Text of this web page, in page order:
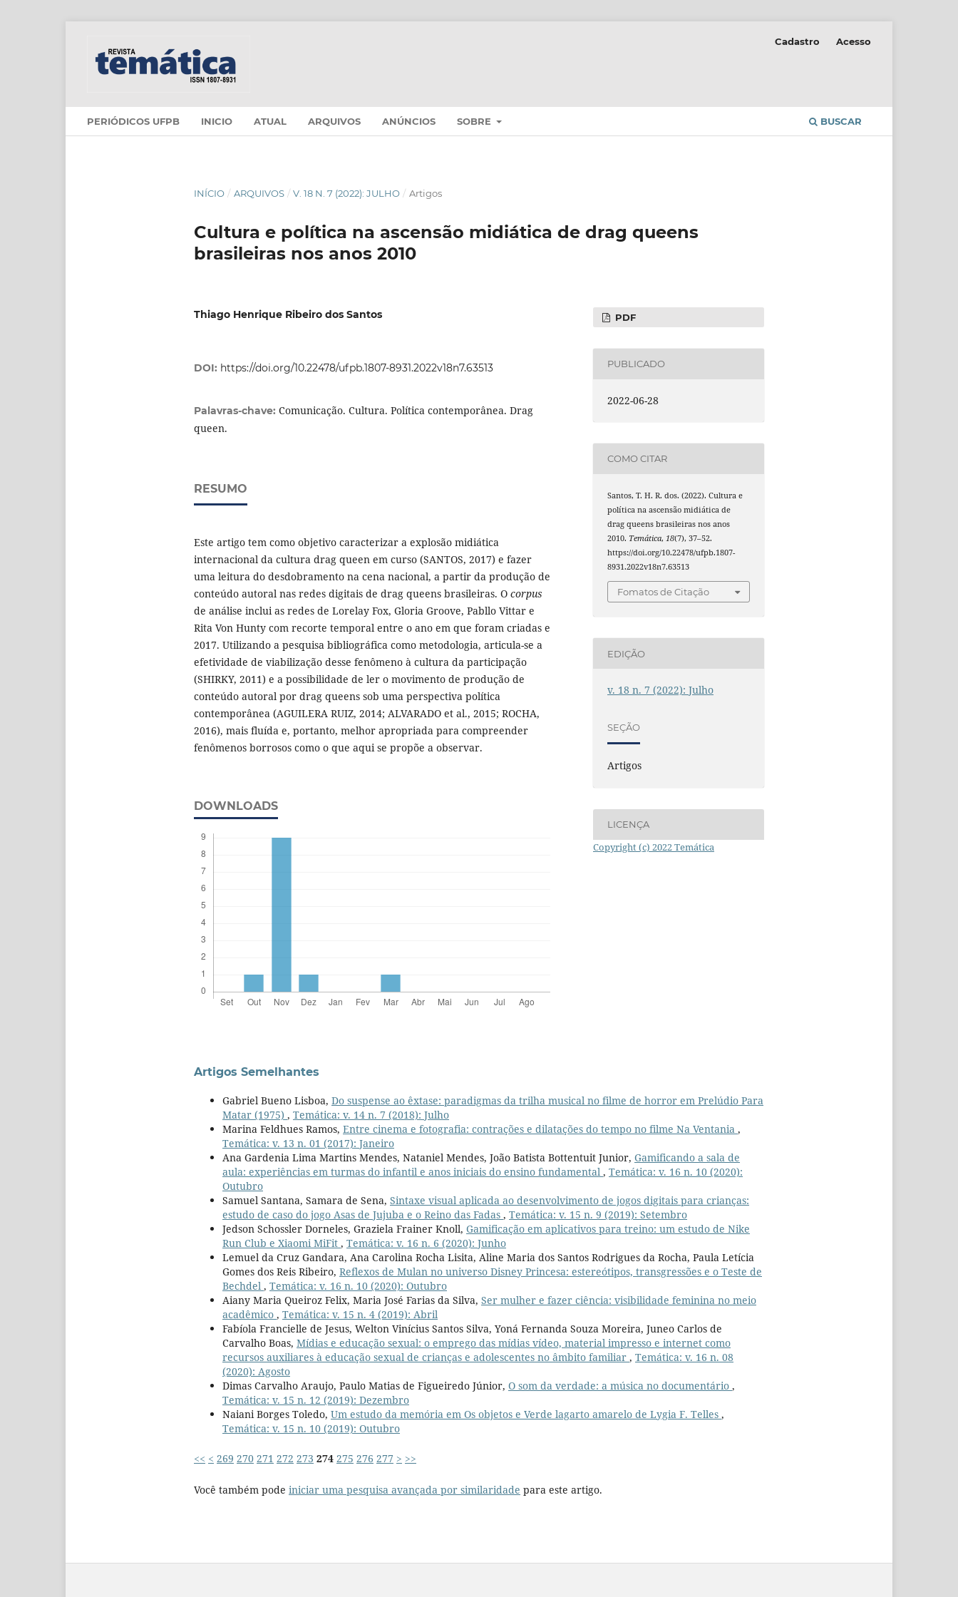
PERIÓDICOS UFPB INICIO ATUAL ARQUIVOS ANÚNCIOS SOBRE BUSCAR
Cadastro Acesso
INÍCIO / ARQUIVOS / V. 18 N. 7 (2022): JULHO / Artigos
Cultura e política na ascensão midiática de drag queens
brasileiras nos anos 2010
Thiago Henrique Ribeiro dos Santos
DOI: https://doi.org/10.22478/ufpb.1807-8931.2022v18n7.63513
Palavras-chave: Comunicação. Cultura. Política contemporânea. Drag
queen.
RESUMO
Este artigo tem como objetivo caracterizar a explosão midiática
internacional da cultura drag queen em curso (SANTOS, 2017) e fazer
uma leitura do desdobramento na cena nacional, a partir da produção de
conteúdo autoral nas redes digitais de drag queens brasileiras. O corpus
de análise inclui as redes de Lorelay Fox, Gloria Groove, Pabllo Vittar e
Rita Von Hunty com recorte temporal entre o ano em que foram criadas e
2017. Utilizando a pesquisa bibliográfica como metodologia, articula-se a
efetividade de viabilização desse fenômeno à cultura da participação
(SHIRKY, 2011) e a possibilidade de ler o movimento de produção de
conteúdo autoral por drag queens sob uma perspectiva política
contemporânea (AGUILERA RUIZ, 2014; ALVARADO et al., 2015; ROCHA,
2016), mais fluída e, portanto, melhor apropriada para compreender
fenômenos borrosos como o que aqui se propõe a observar.
DOWNLOADS
PDF
PUBLICADO
2022-06-28
COMO CITAR
Santos, T. H. R. dos. (2022). Cultura e
política na ascensão midiática de
drag queens brasileiras nos anos
2010. Temática,18(7), 37–52.
https://doi.org/10.22478/ufpb.1807-
8931.2022v18n7.63513
Fomatos de Citação
EDIÇÃO
v. 18 n. 7 (2022): Julho
SEÇÃO
Artigos
LICENÇA
Copyright (c) 2022 Temática
Artigos Semelhantes
Gabriel Bueno Lisboa, Do suspense ao êxtase: paradigmas da trilha musical no filme de horror em Prelúdio Para
Matar (1975) , Temática: v. 14 n. 7 (2018): Julho
Marina Feldhues Ramos, Entre cinema e fotografia: contrações e dilatações do tempo no filme Na Ventania ,
Temática: v. 13 n. 01 (2017): Janeiro
Ana Gardenia Lima Martins Mendes, Nataniel Mendes, João Batista Bottentuit Junior, Gamificando a sala de
aula: experiências em turmas do infantil e anos iniciais do ensino fundamental , Temática: v. 16 n. 10 (2020):
Outubro
Samuel Santana, Samara de Sena, Sintaxe visual aplicada ao desenvolvimento de jogos digitais para crianças:
estudo de caso do jogo Asas de Jujuba e o Reino das Fadas , Temática: v. 15 n. 9 (2019): Setembro
Jedson Schossler Dorneles, Graziela Frainer Knoll, Gamificação em aplicativos para treino: um estudo de Nike
Run Club e Xiaomi MiFit , Temática: v. 16 n. 6 (2020): Junho
Lemuel da Cruz Gandara, Ana Carolina Rocha Lisita, Aline Maria dos Santos Rodrigues da Rocha, Paula Letícia
Gomes dos Reis Ribeiro, Reflexos de Mulan no universo Disney Princesa: estereótipos, transgressões e o Teste de
Bechdel , Temática: v. 16 n. 10 (2020): Outubro
Aiany Maria Queiroz Felix, Maria José Farias da Silva, Ser mulher e fazer ciência: visibilidade feminina no meio
acadêmico , Temática: v. 15 n. 4 (2019): Abril
Fabíola Francielle de Jesus, Welton Vinícius Santos Silva, Yoná Fernanda Souza Moreira, Juneo Carlos de
Carvalho Boas, Mídias e educação sexual: o emprego das mídias vídeo, material impresso e internet como
recursos auxiliares à educação sexual de crianças e adolescentes no âmbito familiar , Temática: v. 16 n. 08
(2020): Agosto
Dimas Carvalho Araujo, Paulo Matias de Figueiredo Júnior, O som da verdade: a música no documentário ,
Temática: v. 15 n. 12 (2019): Dezembro
Naiani Borges Toledo, Um estudo da memória em Os objetos e Verde lagarto amarelo de Lygia F. Telles ,
Temática: v. 15 n. 10 (2019): Outubro
<< < 269 270 271 272 273 274 275 276 277 > >>
Você também pode iniciar uma pesquisa avançada por similaridade para este artigo.